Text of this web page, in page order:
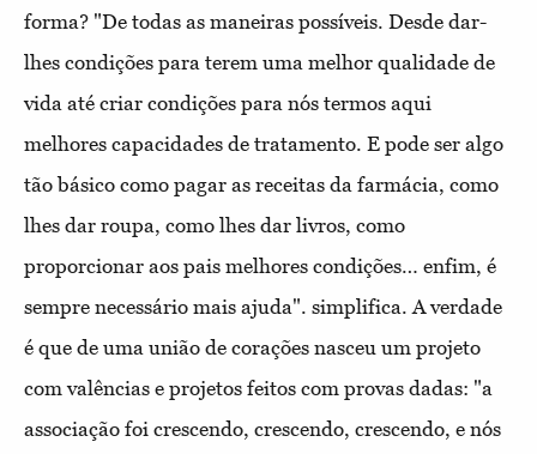
forma? "De todas as maneiras possíveis. Desde dar-
lhes condições para terem uma melhor qualidade de
vida até criar condições para nós termos aqui
melhores capacidades de tratamento. E pode ser algo
tão básico como pagar as receitas da farmácia, como
lhes dar roupa, como lhes dar livros, como
proporcionar aos pais melhores condições… enfim, é
sempre necessário mais ajuda". simplifica. A verdade
é que de uma união de corações nasceu um projeto
com valências e projetos feitos com provas dadas: "a
associação foi crescendo, crescendo, crescendo, e nós